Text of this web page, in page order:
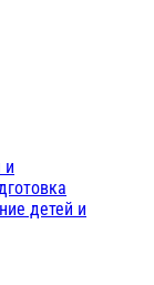
и
детей и